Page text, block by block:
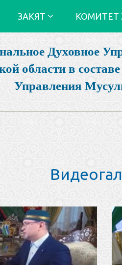
ЗАКЯТ КОМИТЕТ
Духовное
области в
Управления